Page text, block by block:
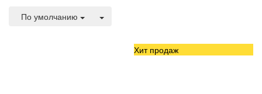
По умолчанию
Хит продаж